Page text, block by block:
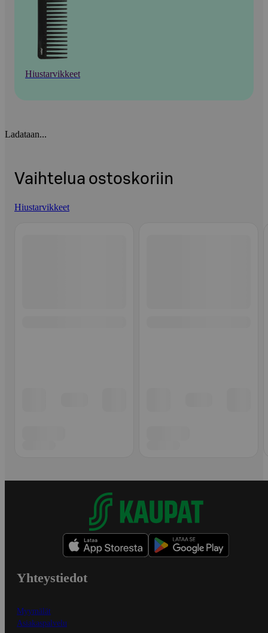
Hiustarvikkeet
Ladataan...
Vaihtelua ostoskoriin
Hiustarvikkeet
Yhteystiedot
Myymälät
Asiakaspalvelu